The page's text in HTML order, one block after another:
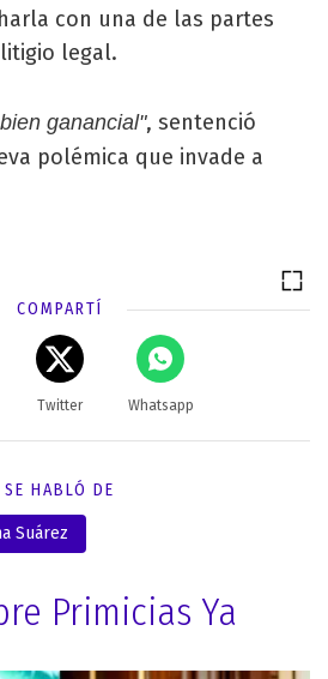
con una de las partes
legal.
ganancial", sentenció
polémica que invade a
COMPARTÍ
Twitter Whatsapp
SE HABLÓ DE
Suárez
Primicias Ya